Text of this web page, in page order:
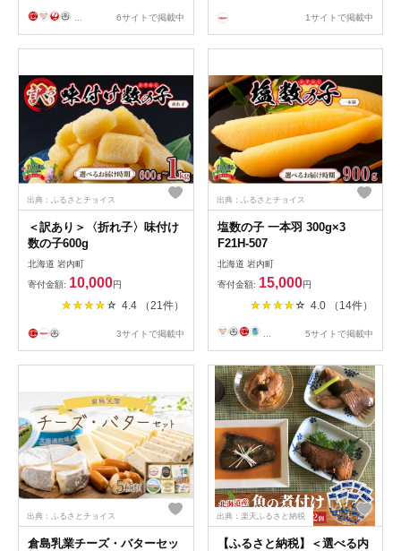
6サイトで掲載中 1サイトで掲載中
出典：ふるさとチョイス
＜訳あり＞〈折れ子〉味付け
数の子600g
北海道 岩内町
寄付金額: 10,000円
4.4 （21件）
3サイトで掲載中
出典：ふるさとチョイス
塩数の子 一本羽 300g×3
F21H-507
北海道 岩内町
寄付金額: 15,000円
4.0 （14件）
5サイトで掲載中
出典：ふるさとチョイス
倉島乳業チーズ・バターセッ
出典：楽天ふるさと納税
【ふるさと納税】＜選べる内